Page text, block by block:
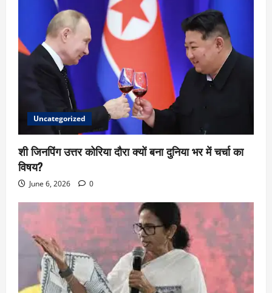
Uncategorized
शी जिनपिंग उत्तर कोरिया दौरा क्यों बना दुनिया भर में चर्चा का
विषय?
June 6, 2026 0